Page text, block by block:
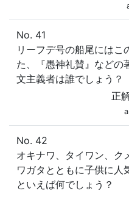
No. 41
リーフデ号の船尾にはこ
た、『愚神礼賛』などの
文主義者は誰でしょう？
正
No. 42
オキナワ、タイワン、ク
ワガタとともに子供に人
といえば何でしょう？